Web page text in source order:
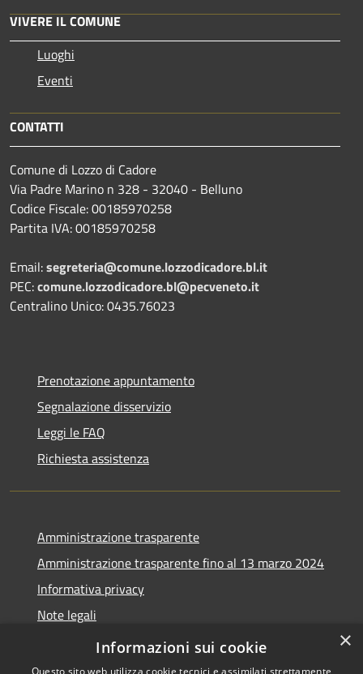
VIVERE IL COMUNE
Luoghi
Eventi
CONTATTI
Comune di Lozzo di Cadore
Via Padre Marino n 328 - 32040 - Belluno
Codice Fiscale: 00185970258
Partita IVA: 00185970258
Email:segreteria@comune.lozzodicadore.bl.it
PEC:comune.lozzodicadore.bl@pecveneto.it
Centralino Unico: 0435.76023
Prenotazione appuntamento
Segnalazione disservizio
Leggi le FAQ
Richiesta assistenza
Amministrazione trasparente
Amministrazione trasparente fino al 13 marzo 2024
Informativa privacy
Note legali
Dichiarazione di accessibilità
×
Informazioni sui cookie
Questo sito web utilizza cookie tecnici e assimilati strettamente